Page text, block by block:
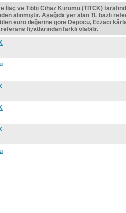
ve Tıbbi Cihaz Kurumu (TITCK)
alınmıştır. Aşağıda yer alan TL bazlı
euro değerine göre Depocu, Eczacı
fiyatlarından farklı olabilir.